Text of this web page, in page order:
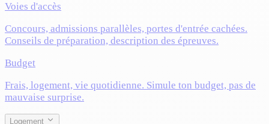
Voies d'accès
Concours, admissions parallèles, portes d'entrée cachées.
Conseils de préparation, description des épreuves.
Budget
Frais, logement, vie quotidienne. Simule ton budget, pas de
mauvaise surprise.
Logement